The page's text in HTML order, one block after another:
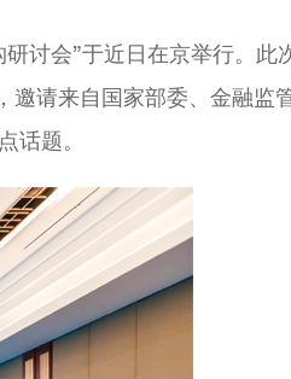
讨会”于近日在京举行。此
邀请来自国家部委、金融监
话题。